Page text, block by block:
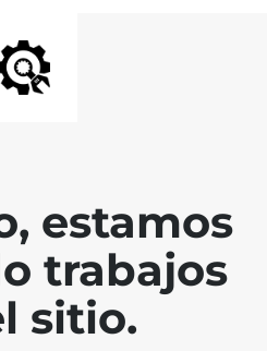
estamos
trabajos
sitio.